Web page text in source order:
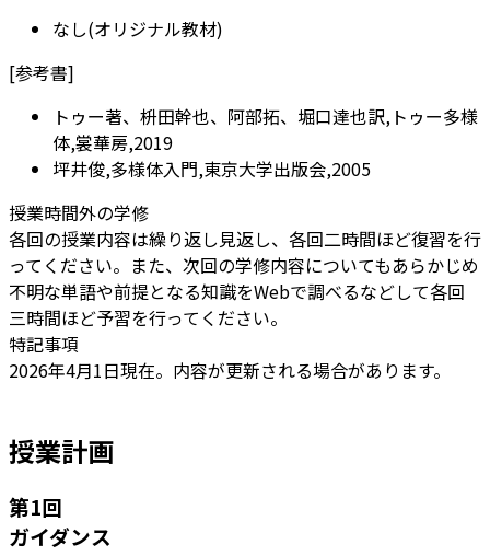
なし(オリジナル教材)
[参考書]
トゥー著、枡田幹也、阿部拓、堀口達也訳,トゥー多様
体,裳華房,2019
坪井俊,多様体入門,東京大学出版会,2005
授業時間外の学修
各回の授業内容は繰り返し見返し、各回二時間ほど復習を行
ってください。また、次回の学修内容についてもあらかじめ
不明な単語や前提となる知識をWebで調べるなどして各回
三時間ほど予習を行ってください。
特記事項
2026年4月1日現在。内容が更新される場合があります。
授業計画
第1回
ガイダンス